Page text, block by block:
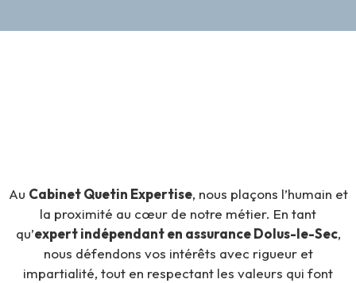
Au Cabinet Quetin Expertise, nous plaçons l’humain et
la proximité au cœur de notre métier. En tant
qu’expert indépendant en assurance Dolus-le-Sec,
nous défendons vos intérêts avec rigueur et
impartialité, tout en respectant les valeurs qui font